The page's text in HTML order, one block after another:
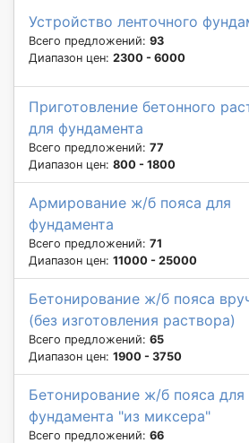
Устройство ленточного
Всего предложений: 93
Диапазон цен: 2300 - 6000
Приготовление бетонного
для фундамента
Всего предложений: 77
Диапазон цен: 800 - 1800
Армирование ж/б пояса для
фундамента
Всего предложений: 71
Диапазон цен: 11000 - 25000
Бетонирование ж/б пояса
(без изготовления раствора)
Всего предложений: 65
Диапазон цен: 1900 - 3750
Бетонирование ж/б пояса для
фундамента "из миксера"
Всего предложений: 66